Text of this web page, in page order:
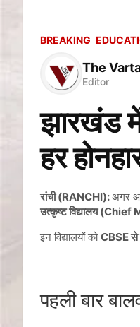
BREAKING
The
Editor
झारखंड
हर
रांची (RANCHI):अगर
उत्कृष्ट विद्यालय
इन विद्यालयों कोCBSE से
पहली बार